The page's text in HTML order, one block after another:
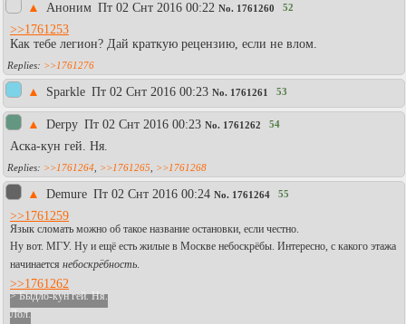
▲ Аноним Пт 02 Снт 2016 00:22 No. 1761260 52
>>1761253
Как тебе легион? Дай краткую рецензию, если не влом.
>>1761276
▲ Sparkle Пт 02 Снт 2016 00:23 No. 1761261 53
▲ Derpy Пт 02 Снт 2016 00:23 No. 1761262 54
Аска-кун гей. Ня.
>>1761264 >>1761265 >>1761268
▲ Demure Пт 02 Снт 2016 00:24 No. 1761264 55
>>1761259
Язык сломать можно об такое название остановки, если честно.
Ну вот. МГУ. Ну и ещё есть жилые в Москве небоскрёбы. Интересно, с какого этажа
начинается небоскрёбность.
>>1761262
> Быдло-кун гей. Ня.
Лол.